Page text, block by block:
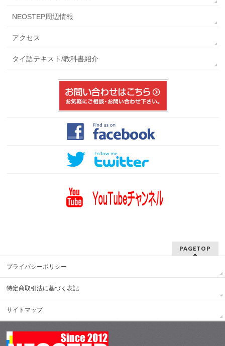
NEOSTEP周辺情報
アクセス
タイ語テキスト/教科書紹介
PAGETOP
プライバシーポリシー
特定商取引法に基づく表記
サイトマップ